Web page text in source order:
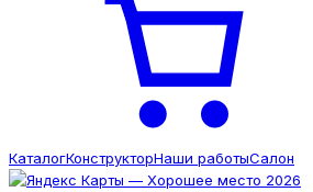
КаталогКонструкторНаши работыСалон